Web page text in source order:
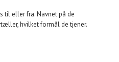
til eller fra. Navnet på de
hvilket formål de tjener.